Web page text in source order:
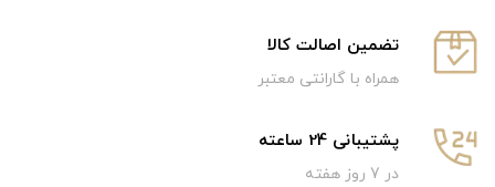
تضمین اصالت کالا
همراه با گارانتی معتبر
پشتیبانی 24 ساعته
در 7 روز هفته